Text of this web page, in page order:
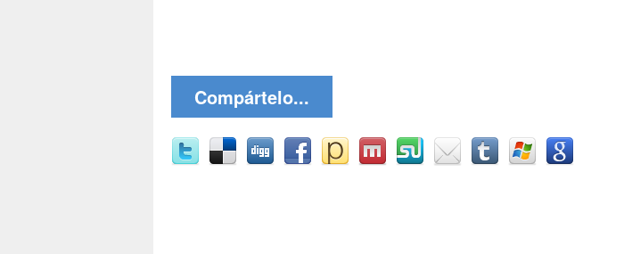
Compártelo...